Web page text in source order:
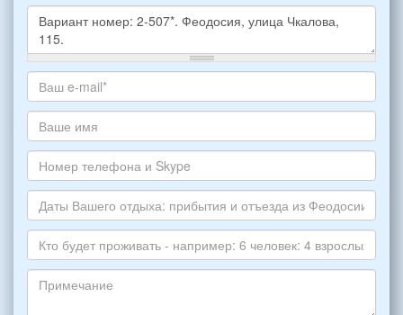
Какое
жилье
хотите
снять,
укажите
пожалуйста
НОМЕР
варианта:
*
Ваш
адрес
электронной
почты
*
Ваше
имя
Номер
телефона
и
Skype
Даты
Вашего
отдыха:
прибытия
Кто
будет